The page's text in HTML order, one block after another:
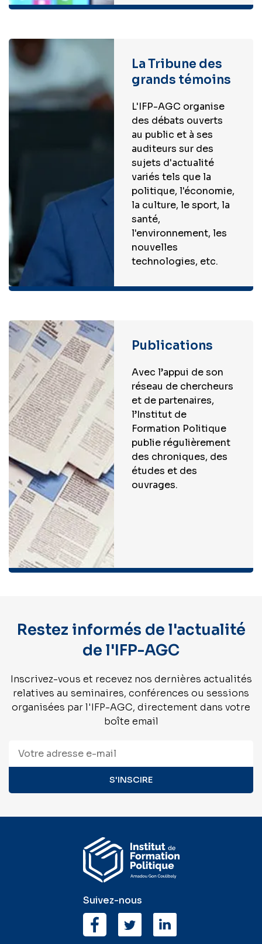
La Tribune des
grands témoins
L'IFP-AGC organise
des débats ouverts
au public et à ses
auditeurs sur des
sujets d'actualité
variés tels que la
politique, l'économie,
la culture, le sport, la
santé,
l'environnement, les
nouvelles
technologies, etc.
Publications
Avec l’appui de son
réseau de chercheurs
et de partenaires,
l’Institut de
Formation Politique
publie régulièrement
des chroniques, des
études et des
ouvrages.
Restez informés de l'actualité
de l'IFP-AGC
Inscrivez-vous et recevez nos dernières actualités
relatives au seminaires, conférences ou sessions
organisées par l'IFP-AGC, directement dans votre
boîte email
Suivez-nous